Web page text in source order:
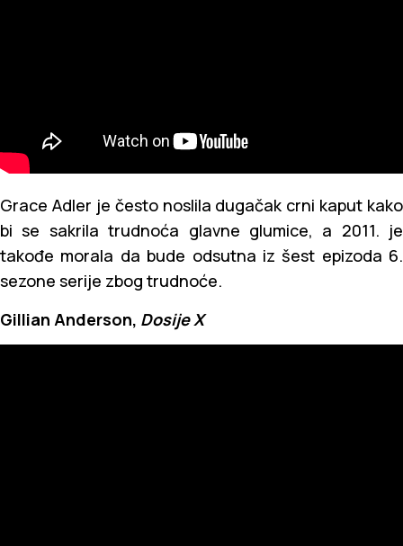
Grace Adler je često noslila dugačak crni kaput kako
bi se sakrila trudnoća glavne glumice, a 2011. je
takođe morala da bude odsutna iz šest epizoda 6.
sezone serije zbog trudnoće.
Gillian Anderson, Dosije X